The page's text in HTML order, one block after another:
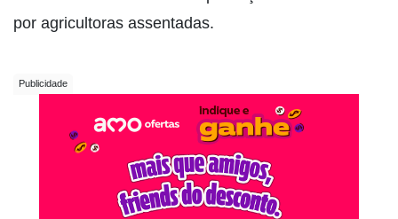
por agricultoras assentadas.